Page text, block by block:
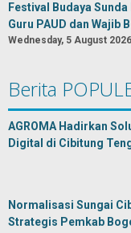
Festival Budaya
Guru PAUD dan Wajib
Wednesday, 5 August 2026
Berita
AGROMA Hadirkan
Digital di Cibitung
Normalisasi Sungai
Strategis Pemkab